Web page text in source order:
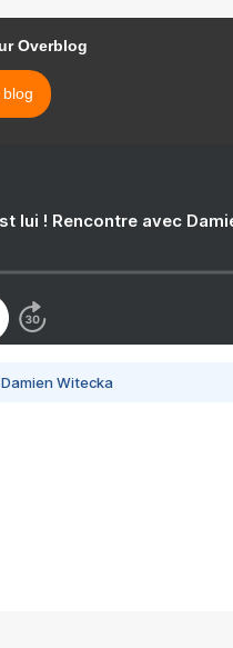
Overblog
lui ! Rencontre avec
Witecka